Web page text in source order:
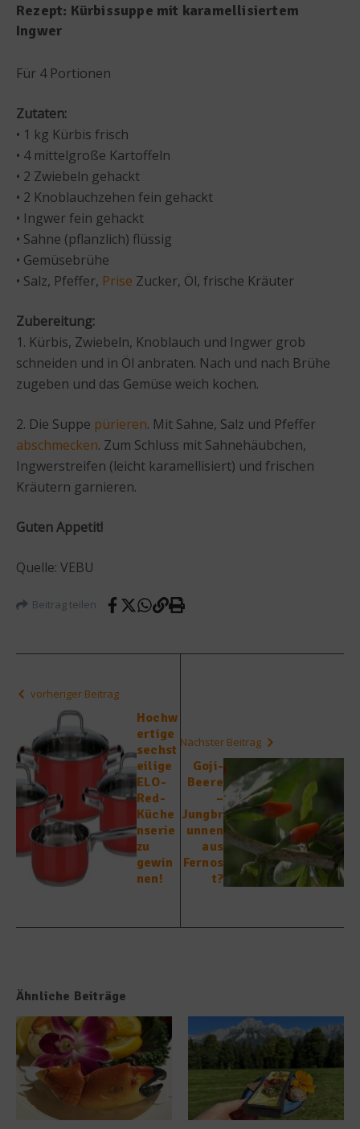
Rezept: Kürbissuppe mit karamellisiertem
Ingwer
Für 4 Portionen
Zutaten:
• 1 kg Kürbis frisch
• 4 mittelgroße Kartoffeln
• 2 Zwiebeln gehackt
• 2 Knoblauchzehen fein gehackt
• Ingwer fein gehackt
• Sahne (pflanzlich) flüssig
• Gemüsebrühe
• Salz, Pfeffer, Prise Zucker, Öl, frische Kräuter
Zubereitung:
1. Kürbis, Zwiebeln, Knoblauch und Ingwer grob
schneiden und in Öl anbraten. Nach und nach Brühe
zugeben und das Gemüse weich kochen.
2. Die Suppe pürieren. Mit Sahne, Salz und Pfeffer
abschmecken. Zum Schluss mit Sahnehäubchen,
Ingwerstreifen (leicht karamellisiert) und frischen
Kräutern garnieren.
Guten Appetit!
Quelle: VEBU
Beitrag teilen
vorheriger Beitrag
Hochw
ertige
sechst
eilige
ELO-
Red-
Küche
nserie
zu
gewin
nen!
Nächster Beitrag
Goji-
Beere
–
Jungbr
unnen
aus
Fernos
t?
Ähnliche Beiträge